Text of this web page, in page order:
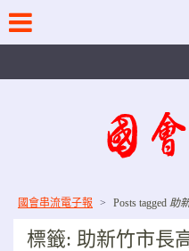
content
國會串流電子報 > Posts tagged 助
標籤: 助新竹市長